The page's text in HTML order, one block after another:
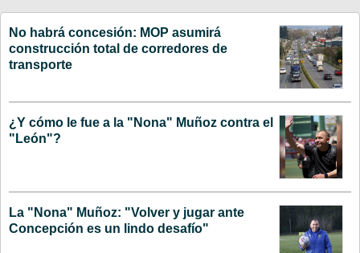
No habrá concesión: MOP asumirá
construcción total de corredores de
transporte
¿Y cómo le fue a la "Nona" Muñoz contra el
"León"?
La "Nona" Muñoz: "Volver y jugar ante
Concepción es un lindo desafío"